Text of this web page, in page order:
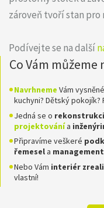
zároveň tvoří stan
Podívejte se na další
Co Vám
Navrhneme Vám
kuchyni? Dětský pokojík?
Jedná se o rekonstrukci
projektovánía
Připravíme veškeré
řemesela management
Nebo Vám interiér
vlastní!